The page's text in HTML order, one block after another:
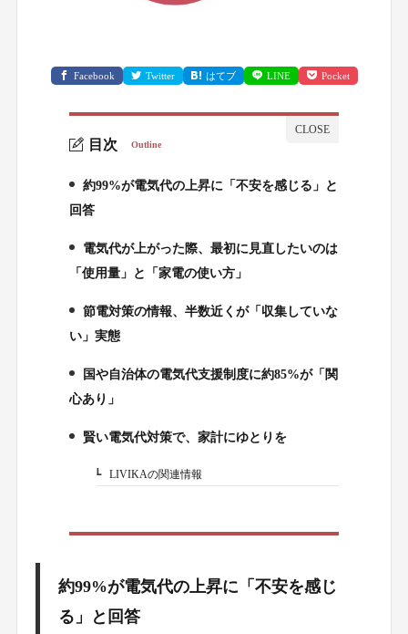
Facebook Twitter はてブ LINE Pocket
目次 Outline
1.
約99%が電気代の上昇に「不安を感じる」と
回答
電気代が上がった際、最初に見直したいのは
「使用量」と「家電の使い方」
3.
節電対策の情報、半数近くが「収集していな
い」実態
4.
国や自治体の電気代支援制度に約85%が「関
心あり」
5.
賢い電気代対策で、家計にゆとりを
5-1.LIVIKAの関連情報
約99%が電気代の上昇に「不安を感じ
る」と回答